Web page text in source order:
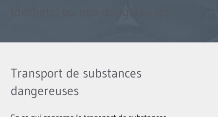
Transport de substances
dangereuses